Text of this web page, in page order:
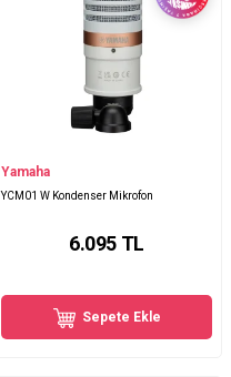
Yamaha
YCM01 W Kondenser Mikrofon
6.095 TL
Sepete Ekle